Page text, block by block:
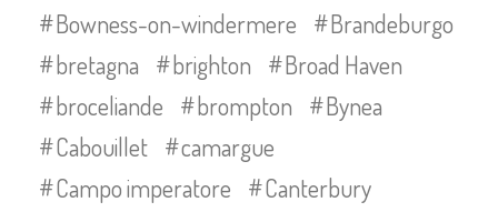
Bowness-on-windermere
Brandeburgo
bretagna
brighton
Broad Haven
broceliande
brompton
Bynea
Cabouillet
camargue
Campo imperatore
Canterbury